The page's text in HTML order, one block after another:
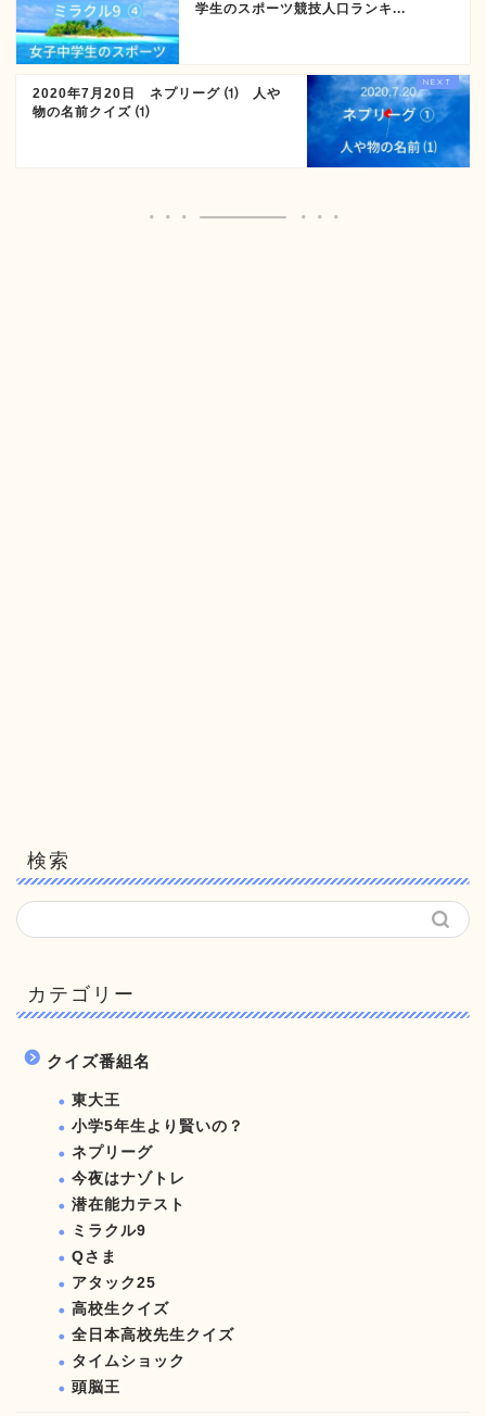
学生のスポーツ競技人口ランキ...
2020年7月20日 ネプリーグ ⑴ 人や
物の名前クイズ ⑴
検索
カテゴリー
クイズ番組名
東大王
小学5年生より賢いの？
ネプリーグ
今夜はナゾトレ
潜在能力テスト
ミラクル9
Qさま
アタック25
高校生クイズ
全日本高校先生クイズ
タイムショック
頭脳王